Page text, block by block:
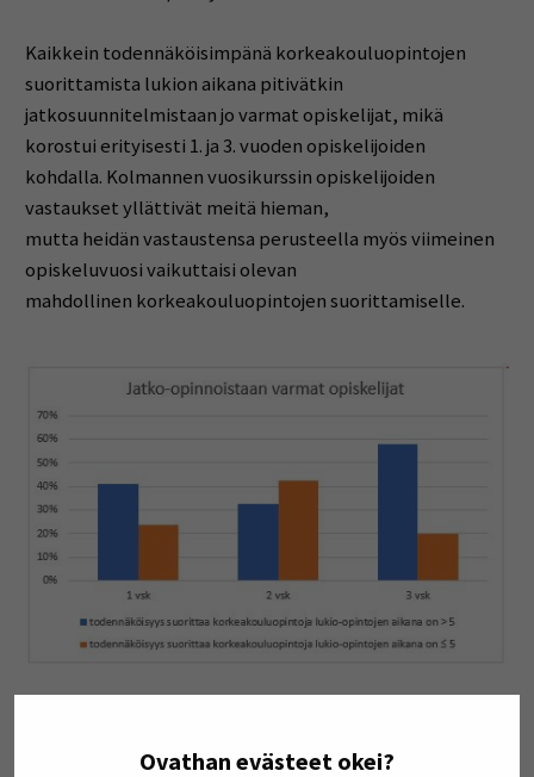
Ovathan evästeet okei?
Kaikkein todennäköisimpänä korkeakouluopintojen
suorittamista lukion aikana pitivätkin
jatkosuunnitelmistaan jo varmat opiskelijat, mikä
korostui erityisesti 1. ja 3. vuoden opiskelijoiden
kohdalla. Kolmannen vuosikurssin opiskelijoiden
vastaukset yllättivät meitä hieman,
mutta heidän vastaustensa perusteella myös viimeinen
opiskeluvuosi vaikuttaisi olevan
mahdollinen korkeakouluopintojen suorittamiselle.
todennäköisyys suorittaa korkeakouluopintoja lukion